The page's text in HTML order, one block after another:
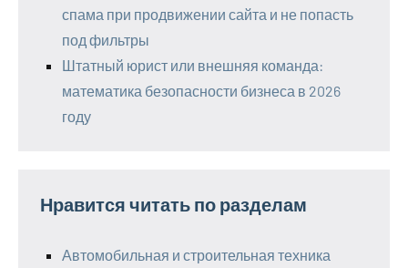
спама при продвижении сайта и не попасть
под фильтры
Штатный юрист или внешняя команда:
математика безопасности бизнеса в 2026
году
Нравится читать по разделам
Автомобильная и строительная техника